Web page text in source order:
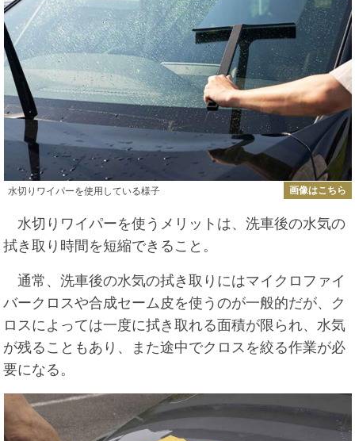
水切りワイパーを使用している様子 画像はこちら
水切りワイパーを使うメリットは、洗車後の水気の
拭き取り時間を短縮できること。
通常、洗車後の水気の拭き取りにはマイクロファイ
バークロスや合成セーム皮を使うのが一般的だが、ク
ロスによっては一度に拭き取れる面積が限られ、水気
が残ることもあり、また途中でクロスを絞る作業が必
要になる。